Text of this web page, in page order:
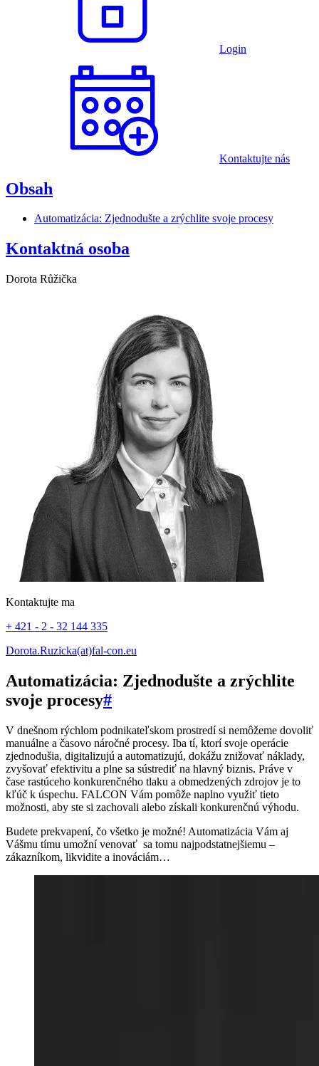
Login
Kontaktujte nás
Obsah
Automatizácia: Zjednodušte a zrýchlite svoje procesy
Kontaktná osoba
Dorota Růžička
Kontaktujte ma
+ 421 - 2 - 32 144 335
Dorota.Ruzicka(at)fal-con.eu
Automatizácia: Zjednodušte a zrýchlite
svoje procesy#
V dnešnom rýchlom podnikateľskom prostredí si nemôžeme dovoliť
manuálne a časovo náročné procesy. Iba tí, ktorí svoje operácie
zjednodušia, digitalizujú a automatizujú, dokážu znižovať náklady,
zvyšovať efektivitu a plne sa sústrediť na hlavný biznis. Práve v
čase rastúceho konkurenčného tlaku a obmedzených zdrojov je to
kľúč k úspechu. FALCON Vám pomôže naplno využiť tieto
možnosti, aby ste si zachovali alebo získali konkurenčnú výhodu.
Budete prekvapení, čo všetko je možné! Automatizácia Vám aj
Vášmu tímu umožní venovať sa tomu najpodstatnejšiemu –
zákazníkom, likvidite a inováciám…